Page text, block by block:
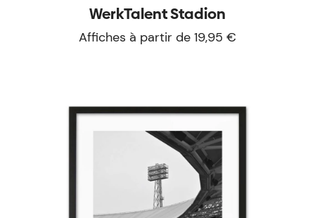
WerkTalent Stadion
Affiches à partir de 19,95 €